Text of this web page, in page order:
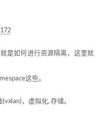
是如何进行资源隔离，这里就
这些。
，虚拟化, 存储。